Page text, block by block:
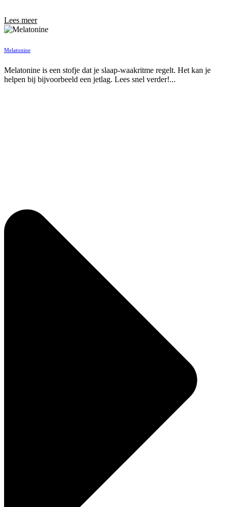
Lees meer
Melatonine
Melatonine is een stofje dat je slaap-waakritme regelt. Het kan je
helpen bij bijvoorbeeld een jetlag. Lees snel verder!...